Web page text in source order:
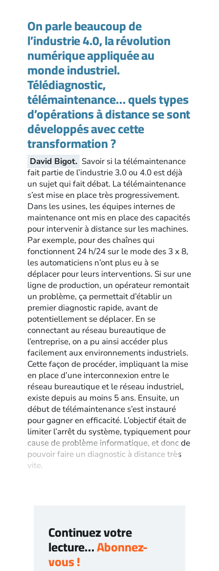
On parle beaucoup de
l’industrie 4.0, la révolution
numérique appliquée au
monde industriel.
Télédiagnostic,
télémaintenance… quels types
d’opérations à distance se sont
développés avec cette
transformation ?
David Bigot. Savoir si la télémaintenance
fait partie de l’industrie 3.0 ou 4.0 est déjà
un sujet qui fait débat. La télémaintenance
s’est mise en place très progressivement.
Dans les usines, les équipes internes de
maintenance ont mis en place des capacités
pour intervenir à distance sur les machines.
Par exemple, pour des chaînes qui
fonctionnent 24 h/24 sur le mode des 3 x 8,
les automaticiens n’ont plus eu à se
déplacer pour leurs interventions. Si sur une
ligne de production, un opérateur remontait
un problème, ça permettait d’établir un
premier diagnostic rapide, avant de
potentiellement se déplacer. En se
connectant au réseau bureautique de
l’entreprise, on a pu ainsi accéder plus
facilement aux environnements industriels.
Cette façon de procéder, impliquant la mise
en place d’une interconnexion entre le
réseau bureautique et le réseau industriel,
existe depuis au moins 5 ans. Ensuite, un
début de télémaintenance s’est instauré
pour gagner en efficacité. L’objectif était de
limiter l’arrêt du système, typiquement pour
cause de problème informatique, et donc de
pouvoir faire un diagnostic à distance très
vite.
Continuez votre
lecture…Abonnez-
vous !